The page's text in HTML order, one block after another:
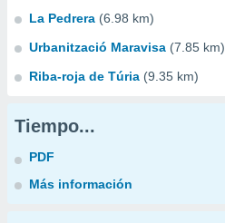
La Pedrera (6.98 km)
Urbanització Maravisa (7.85 km)
Riba-roja de Túria (9.35 km)
Tiempo...
PDF
Más información